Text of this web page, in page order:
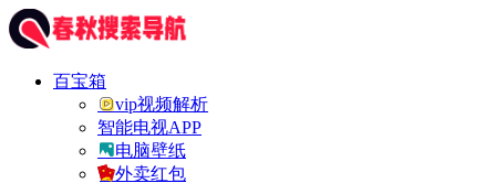
百宝箱
vip视频解析
智能电视APP
电脑壁纸
外卖红包